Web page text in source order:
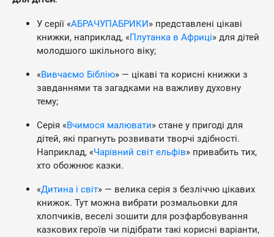
У серії «АБРАЧУПАБРИКИ» представлені цікаві
книжки, наприклад, «Плутанка в Африці» для дітей
молодшого шкільного віку;
«Вивчаємо Біблію» — цікаві та корисні книжки з
завданнями та загадками на важливу духовну
тему;
Серія «Вчимося малювати» стане у пригоді для
дітей, які прагнуть розвивати творчі здібності.
Наприклад, «Чарівний світ ельфів» привабить тих,
хто обожнює казки.
«Дитина і світ» — велика серія з безліччю цікавих
книжок. Тут можна вибрати розмальовки для
хлопчиків, веселі зошити для розфарбовування
казкових героїв чи підібрати такі корисні варіанти,